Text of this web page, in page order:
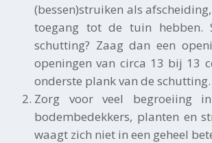
(bessen)struiken als
toegang tot de tuin hebben.
schutting? Zaag dan een
openingen van circa 13 bij 13
onderste plank van de schutting.
Zorg voor veel begroeiing
bodembedekkers, planten en
waagt zich niet in een geheel